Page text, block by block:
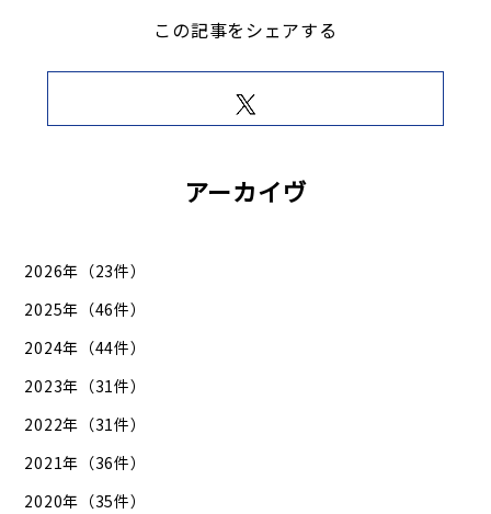
この記事をシェアする
アーカイヴ
2026年（23件）
2025年（46件）
2024年（44件）
2023年（31件）
2022年（31件）
2021年（36件）
2020年（35件）